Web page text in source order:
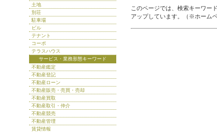
このページでは、検索キーワー
アップしています。（※ホーム
土地
別荘
駐車場
ビル
テナント
コーポ
テラスハウス
サービス・業務形態キーワード
不動産鑑定
不動産登記
不動産ローン
不動産販売・売買・売却
不動産買取
不動産取引・仲介
不動産競売
不動産管理
賃貸情報